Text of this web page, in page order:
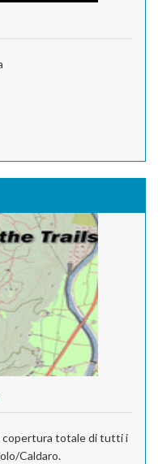
copertura totale di tutti i
Caldaro.